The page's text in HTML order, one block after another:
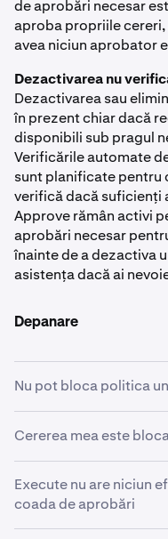
de aprobări necesar
aproba propriile
avea niciun aprobator
Dezactivarea nu
Dezactivarea sau
în prezent chiar dacă
disponibili sub pragul
Verificările automate
sunt planificate pentru
verifică dacă suficienți
Approve rămân activi
aprobări necesar
înainte de a dezactiva
asistența dacă ai
Depanare
Nu pot bloca politica
Sistemul necesită ca
tine) să dețină
Manage Policies
Fără un aprobator
blocaj în care nimeni
viitoare ale politicii.
Cererea mea este
Verifică dacă suficienți
pe acel flux de lucru
permisiunea Approve
Execute nu are niciun
coada de aprobări